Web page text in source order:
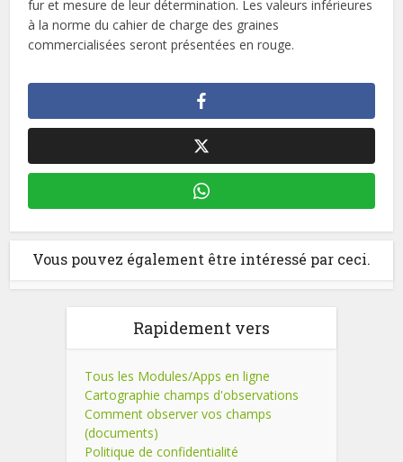
fur et mesure de leur détermination. Les valeurs inférieures
à la norme du cahier de charge des graines
commercialisées seront présentées en rouge.
Vous pouvez également être intéressé par ceci.
Rapidement vers
Tous les Modules/Apps en ligne
Cartographie champs d'observations
Comment observer vos champs
(documents)
Politique de confidentialité